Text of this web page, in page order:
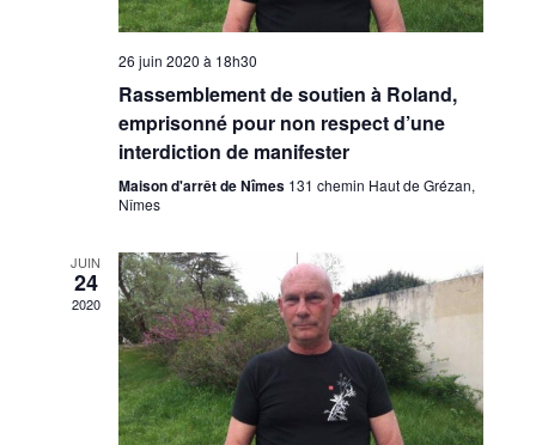
26 juin 2020 à 18h30
Rassemblement de soutien à Roland,
emprisonné pour non respect d’une
interdiction de manifester
Maison d'arrêt de Nîmes 131 chemin Haut de Grézan,
Nîmes
JUIN
24
2020